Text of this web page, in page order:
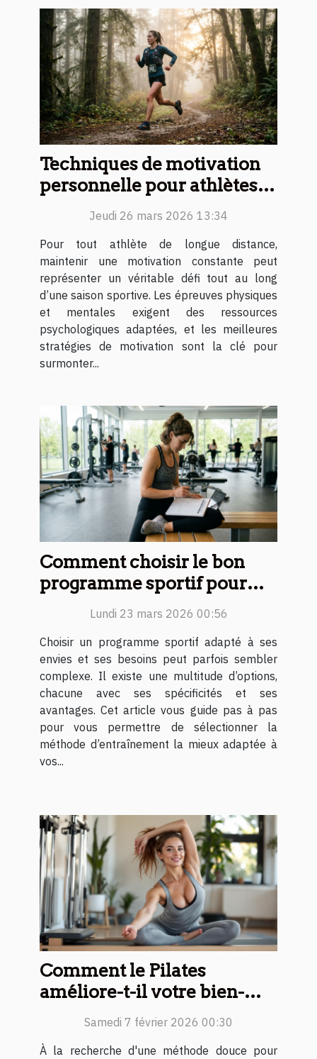
Techniques de motivation
personnelle pour athlètes
de longue distance
Jeudi 26 mars 2026 13:34
Pour tout athlète de longue distance,
maintenir une motivation constante peut
représenter un véritable défi tout au long
d’une saison sportive. Les épreuves physiques
et mentales exigent des ressources
psychologiques adaptées, et les meilleures
stratégies de motivation sont la clé pour
surmonter...
Comment choisir le bon
programme sportif pour
vos objectifs de fitness ?
Lundi 23 mars 2026 00:56
Choisir un programme sportif adapté à ses
envies et ses besoins peut parfois sembler
complexe. Il existe une multitude d’options,
chacune avec ses spécificités et ses
avantages. Cet article vous guide pas à pas
pour vous permettre de sélectionner la
méthode d’entraînement la mieux adaptée à
vos...
Comment le Pilates
améliore-t-il votre bien-
être quotidien ?
Samedi 7 février 2026 00:30
À la recherche d'une méthode douce pour